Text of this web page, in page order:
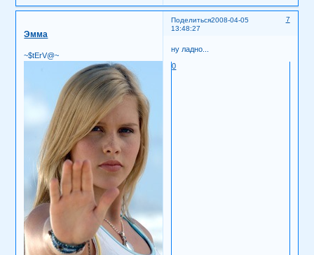
Поделиться 7
2008-04-05
13:48:27
Эмма
~$tErV@~
ну ладно...
0